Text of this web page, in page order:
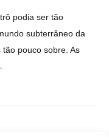
podia ser tão
subterrâneo da
pouco sobre. As